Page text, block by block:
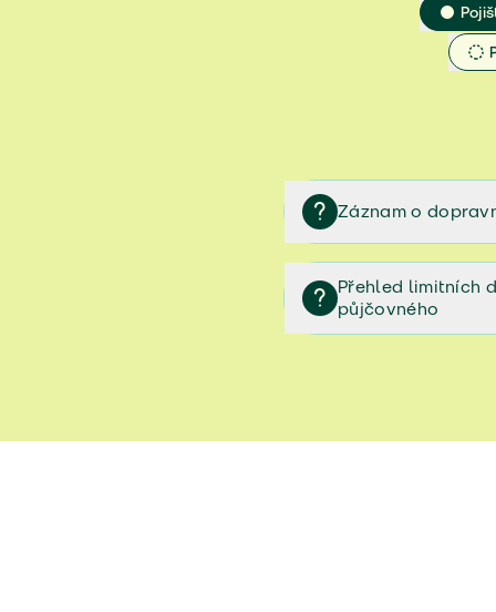
Záznam o
Záznam o dopravní
Přehled limitních
půjčovného